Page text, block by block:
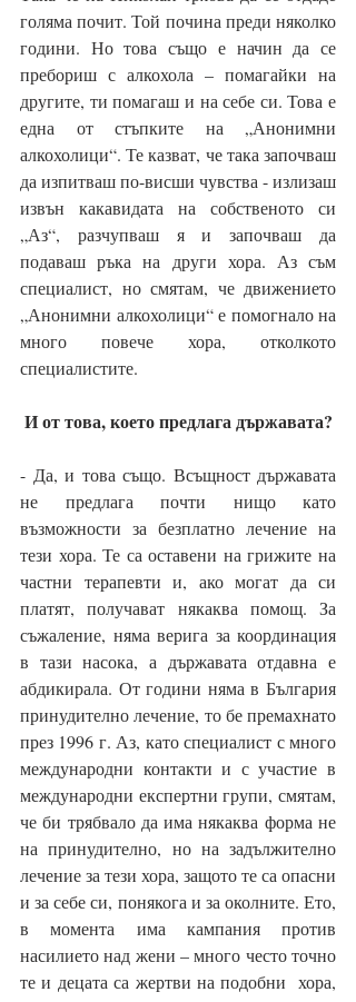
голяма почит. Той почина преди няколко
години. Но това също е начин да се
пребориш с алкохола – помагайки на
другите, ти помагаш и на себе си. Това е
една от стъпките на „Анонимни
алкохолици“. Те казват, че така започваш
да изпитваш по-висши чувства - излизаш
извън какавидата на собственото си
„Аз“, разчупваш я и започваш да
подаваш ръка на други хора. Аз съм
специалист, но смятам, че движението
„Анонимни алкохолици“ е помогнало на
много повече хора, отколкото
специалистите.
И от това, което предлага държавата?
- Да, и това също. Всъщност държавата
не предлага почти нищо като
възможности за безплатно лечение на
тези хора. Те са оставени на грижите на
частни терапевти и, ако могат да си
платят, получават някаква помощ. За
съжаление, няма верига за координация
в тази насока, а държавата отдавна е
абдикирала. От години няма в България
принудително лечение, то бе премахнато
през 1996 г. Аз, като специалист с много
международни контакти и с участие в
международни експертни групи, смятам,
че би трябвало да има някаква форма не
на принудително, но на задължително
лечение за тези хора, защото те са опасни
и за себе си, понякога и за околните. Ето,
в момента има кампания против
насилието над жени – много често точно
те и децата са жертви на подобни  хора,